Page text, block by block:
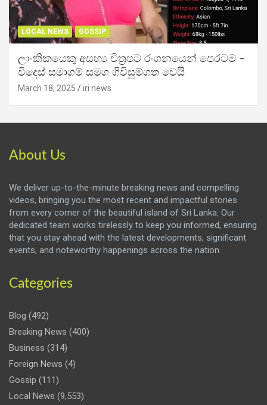
LOCAL NEWS GOSSIP
ලාංකිකයෙකු අසභ්‍ය චිත්‍රපට රංගනයෙන් පෙරටම –
විදෙස් සමාගම් සමග ගිවිසුම්ගත වෙයි
March 18, 2025 iri news
About Us
We deliver up-to-the-minute breaking news and compelling
videos, bringing you the most recent and impactful stories
from every corner of the beautiful island of Sri Lanka. Our
dedicated team works tirelessly to keep you informed, ensuring
that you stay ahead with the latest developments, significant
events, and noteworthy happenings across the nation.
Categories
Blog (492)
Breaking News (400)
Business (314)
Foreign News (4)
Gossip (111)
Local News (9,553)